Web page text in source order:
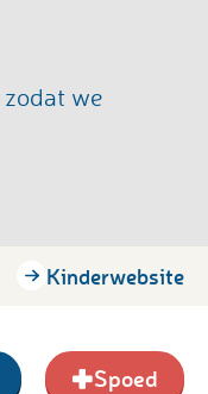
we
Kinderwebsite
Spoed